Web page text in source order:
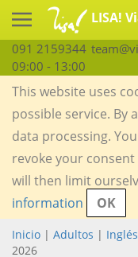
LISA!
091 2159344
09:00 - 13:00
This website uses
possible service. By
data processing.
revoke your
will then limit
information
OK
Inicio | Adultos | Inglés
2026